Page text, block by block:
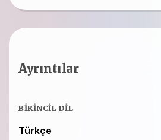
Ayrıntılar
BIRINCIL DIL
Türkçe